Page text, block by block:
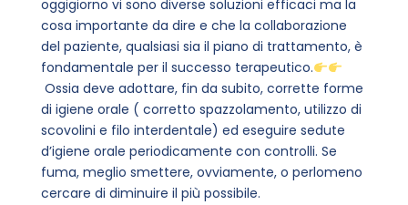
oggigiorno vi sono diverse soluzioni efficaci ma la
cosa importante da dire e che la collaborazione
del paziente, qualsiasi sia il piano di trattamento, è
fondamentale per il successo terapeutico.
Ossia deve adottare, fin da subito, corrette forme
di igiene orale ( corretto spazzolamento, utilizzo di
scovolini e filo interdentale) ed eseguire sedute
d’igiene orale periodicamente con controlli. Se
fuma, meglio smettere, ovviamente, o perlomeno
cercare di diminuire il più possibile.